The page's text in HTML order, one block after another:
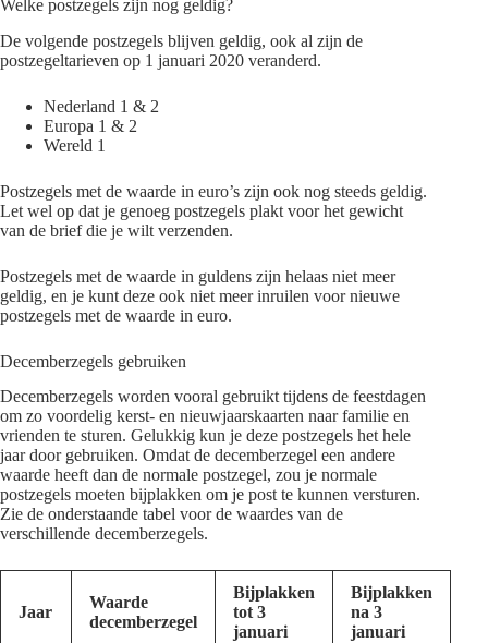
Welke postzegels zijn nog geldig?
De volgende postzegels blijven geldig, ook al zijn de
postzegeltarieven op 1 januari 2020 veranderd.
Nederland 1 & 2
Europa 1 & 2
Wereld 1
Postzegels met de waarde in euro’s zijn ook nog steeds geldig.
Let wel op dat je genoeg postzegels plakt voor het gewicht
van de brief die je wilt verzenden.
Postzegels met de waarde in guldens zijn helaas niet meer
geldig, en je kunt deze ook niet meer inruilen voor nieuwe
postzegels met de waarde in euro.
Decemberzegels gebruiken
Decemberzegels worden vooral gebruikt tijdens de feestdagen
om zo voordelig kerst- en nieuwjaarskaarten naar familie en
vrienden te sturen. Gelukkig kun je deze postzegels het hele
jaar door gebruiken. Omdat de decemberzegel een andere
waarde heeft dan de normale postzegel, zou je normale
postzegels moeten bijplakken om je post te kunnen versturen.
Zie de onderstaande tabel voor de waardes van de
verschillende decemberzegels.
Jaar
Waarde
decemberzegel
Bijplakken
tot 3
januari
Bijplakken
na 3
januari